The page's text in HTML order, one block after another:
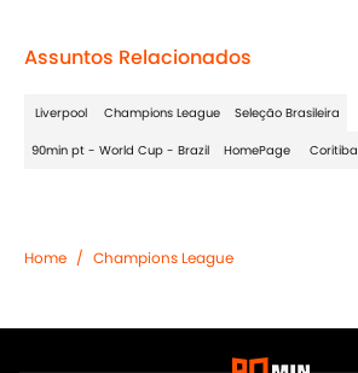
Assuntos Relacionados
Liverpool Champions League Seleção Brasileira
90min pt - World Cup - Brazil HomePage Coritiba
Home / Champions League